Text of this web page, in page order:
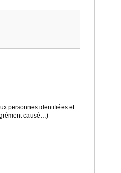
personnes identifiées et
causé…)